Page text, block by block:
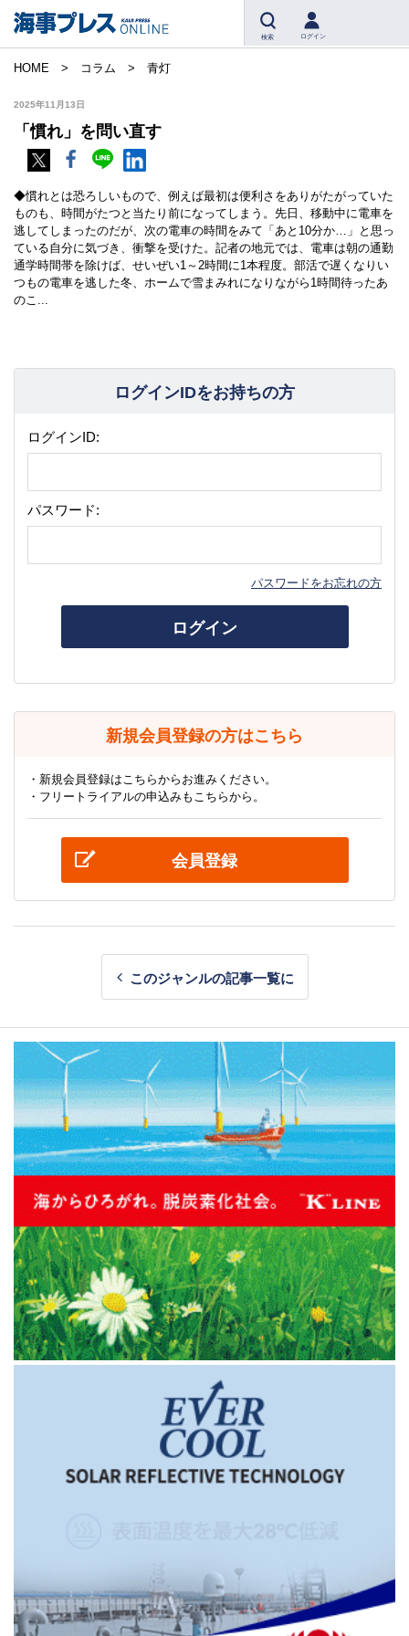
検索 ログイン
HOME コラム 青灯
2025年11月13日
「慣れ」を問い直す
◆慣れとは恐ろしいもので、例えば最初は便利さをありがたがっていた
ものも、時間がたつと当たり前になってしまう。先日、移動中に電車を
逃してしまったのだが、次の電車の時間をみて「あと10分か…」と思っ
ている自分に気づき、衝撃を受けた。記者の地元では、電車は朝の通勤
通学時間帯を除けば、せいぜい1～2時間に1本程度。部活で遅くなりい
つもの電車を逃した冬、ホームで雪まみれになりながら1時間待ったあ
のこ...
ログインIDをお持ちの方
ログインID:
パスワード:
パスワードをお忘れの方
ログイン
新規会員登録の方はこちら
・新規会員登録はこちらからお進みください。
・フリートライアルの申込みもこちらから。
会員登録
このジャンルの記事一覧に